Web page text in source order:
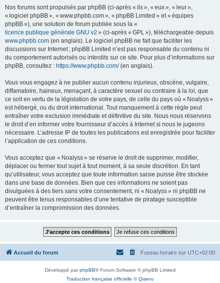
Nos forums sont propulsés par phpBB (ci-après « ils », « eux », « leur »,
« logiciel phpBB », « www.phpbb.com », « phpBB Limited » et « équipes
phpBB »), une solution de forum publiée sous la «
licence publique générale GNU v2 » (ci-après « GPL »), téléchargeable depuis
www.phpbb.com (en anglais). Le logiciel phpBB ne fait que faciliter les
discussions sur Internet ; phpBB Limited n’est pas responsable du contenu ni
du comportement autorisés ou interdits sur ce site. Pour plus d’informations sur
phpBB, consultez : https://www.phpbb.com/(en anglais).
Vous vous engagez à ne publier aucun contenu injurieux, obscène, vulgaire,
diffamatoire, haineux, menaçant, à caractère sexuel ou contraire à la loi, que
ce soit en vertu de la législation de votre pays, de celle du pays où « Noalyss »
est hébergé, ou du droit international. Tout manquement à cette règle peut
entraîner votre exclusion immédiate et définitive du site. Nous nous réservons
le droit d’en informer votre fournisseur d’accès à Internet si nous le jugeons
nécessaire. L’adresse IP de toutes les publications est enregistrée pour faciliter
l’application de ces conditions.
Vous acceptez que « Noalyss » se réserve le droit de supprimer, modifier,
déplacer ou fermer tout sujet à tout moment, à sa seule discrétion. En tant
qu’utilisateur, vous acceptez que toute information saisie puisse être stockée
dans une base de données. Bien que ces informations ne soient pas
divulguées à des tiers sans votre consentement, ni « Noalyss » ni phpBB ne
peuvent être tenus responsables d’une tentative de piratage susceptible
d’entraîner la compromission des données.
Accueil du forum Fuseau horaire sur UTC+02:00
Développé parphpBB® Forum Software © phpBB Limited
Traduction française officielle ©Qiaeru